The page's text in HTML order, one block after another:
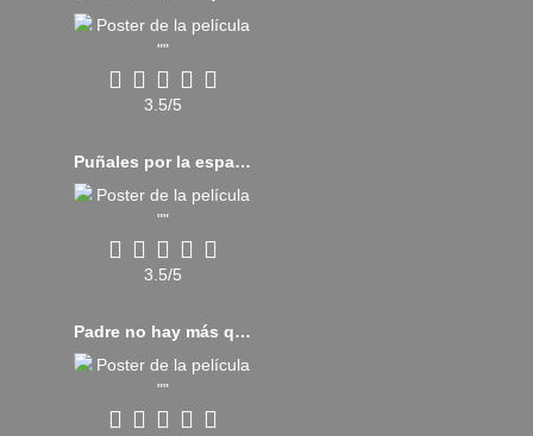
3.5/5
Puñales por la espalda (2019)
3.5/5
Padre no hay más que uno (2019)